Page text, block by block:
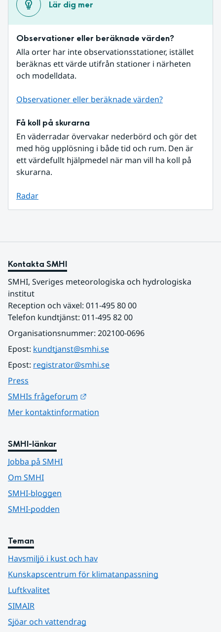
Lär dig mer
Observationer eller beräknade värden?
Alla orter har inte observationsstationer, istället
beräknas ett värde utifrån stationer i närheten
och modelldata.
Observationer eller beräknade värden?
Få koll på skurarna
En väderradar övervakar nederbörd och gör det
med hög upplösning i både tid och rum. Den är
ett värdefullt hjälpmedel när man vill ha koll på
skurarna.
Radar
Kontakta SMHI
SMHI, Sveriges meteorologiska och hydrologiska
institut
Reception och växel: 011-495 80 00
Telefon kundtjänst: 011-495 82 00
Organisationsnummer: 202100-0696
Epost: kundtjanst@smhi.se
Epost: registrator@smhi.se
Press
SMHIs frågeforum
Mer kontaktinformation
SMHI-länkar
Jobba på SMHI
Om SMHI
SMHI-bloggen
SMHI-podden
Teman
Havsmiljö i kust och hav
Kunskapscentrum för klimatanpassning
Luftkvalitet
SIMAIR
Sjöar och vattendrag